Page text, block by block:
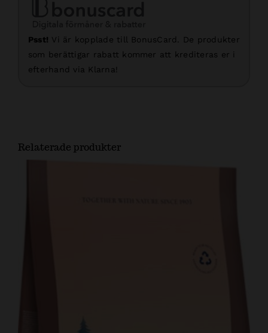
Psst! Vi är kopplade till BonusCard. De produkter
som berättigar rabatt kommer att krediteras er i
efterhand via Klarna!
Relaterade produkter